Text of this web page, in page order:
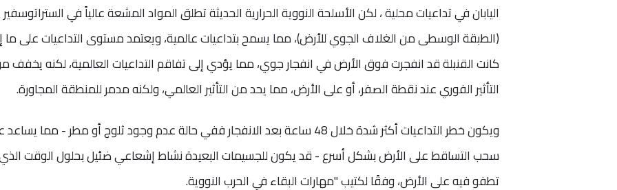
اليابان في تداعيات محلية ، لكن الأسلحة النووية الحرارية الحديثة تطلق المواد المشعة عالياً في الستراتوسفير
(الطبقة الوسطى من الغلاف الجوي للأرض)، مما يسمح بتداعيات عالمية، ويعتمد مستوى التداعيات على ما
كانت القنبلة قد انفجرت فوق الأرض في انفجار جوي، مما يؤدي إلى تفاقم التداعيات العالمية، لكنه يخفف
التأثير الفوري عند نقطة الصفر، أو على الأرض، مما يحد من التأثير العالمي، ولكنه مدمر للمنطقة المجاورة.
ويكون خطر التداعيات أكثر شدة خلال 48 ساعة بعد الانفجار ففي حالة عدم وجود ثلوج أو مطر - مما
سحب التساقط على الأرض بشكل أسرع - قد يكون للجسيمات البعيدة نشاط إشعاعي ضئيل بحلول الوقت
تطفو فيه على الأرض، وفقًا لكتيب "مهارات البقاء في الحرب النووية.